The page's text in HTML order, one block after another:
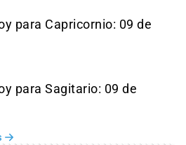
para Capricornio: 09 de
para Sagitario: 09 de